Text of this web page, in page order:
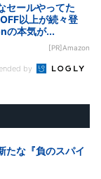
セールやってた
以上が続々登
の本気が...
[PR]Amazon
by
たな『負のスパイ